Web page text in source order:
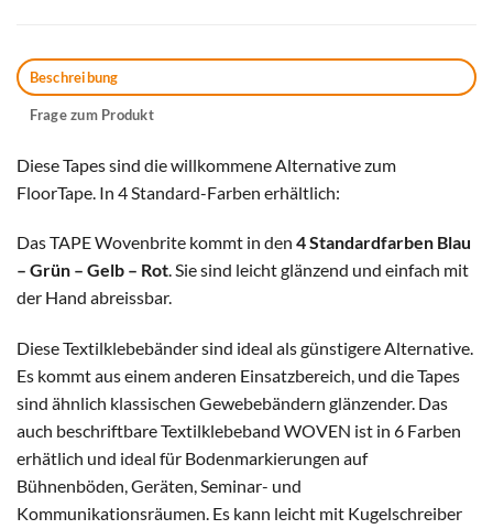
Beschreibung
Frage zum Produkt
Diese Tapes sind die willkommene Alternative zum
FloorTape. In 4 Standard-Farben erhältlich:
Das TAPE Wovenbrite kommt in den 4 Standardfarben Blau
– Grün – Gelb – Rot. Sie sind leicht glänzend und einfach mit
der Hand abreissbar.
Diese Textilklebebänder sind ideal als günstigere Alternative.
Es kommt aus einem anderen Einsatzbereich, und die Tapes
sind ähnlich klassischen Gewebebändern glänzender. Das
auch beschriftbare Textilklebeband WOVEN ist in 6 Farben
erhätlich und ideal für Bodenmarkierungen auf
Bühnenböden, Geräten, Seminar- und
Kommunikationsräumen. Es kann leicht mit Kugelschreiber